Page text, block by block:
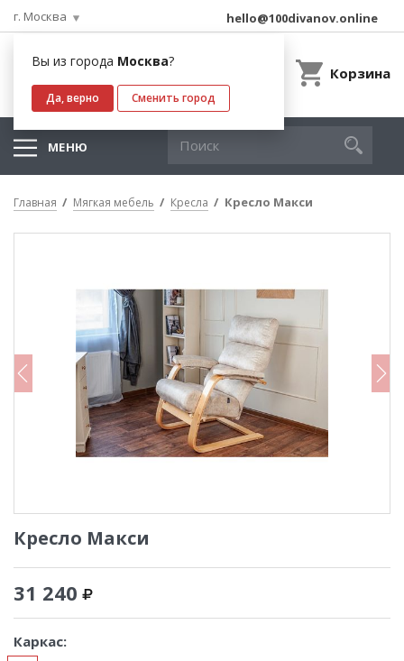
г. Москва
Вы из города Москва?
Да, верно Сменить город
hello@100divanov.online
Корзина
МЕНЮ
Главная Мягкая мебель Кресла Кресло Макси
Кресло Макси
31 240
Каркас: